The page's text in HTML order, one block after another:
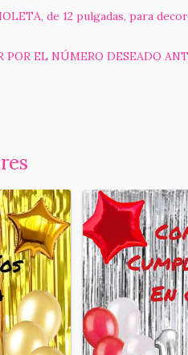
de 12 pulgadas, para
EL NÚMERO DESEADO